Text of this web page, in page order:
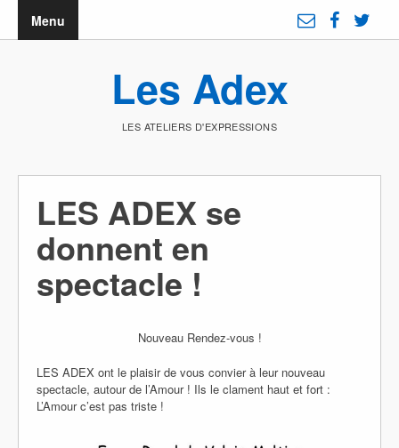
Menu
Les Adex
LES ATELIERS D'EXPRESSIONS
LES ADEX se
donnent en
spectacle !
Nouveau Rendez-vous !
LES ADEX ont le plaisir de vous convier à leur nouveau
spectacle, autour de l’Amour ! Ils le clament haut et fort :
L’Amour c’est pas triste !